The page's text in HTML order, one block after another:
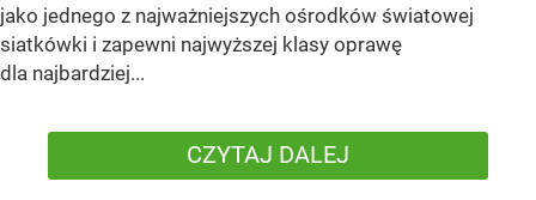
jako jednego z najważniejszych ośrodków światowej
siatkówki i zapewni najwyższej klasy oprawę
dla najbardziej...
CZYTAJ DALEJ